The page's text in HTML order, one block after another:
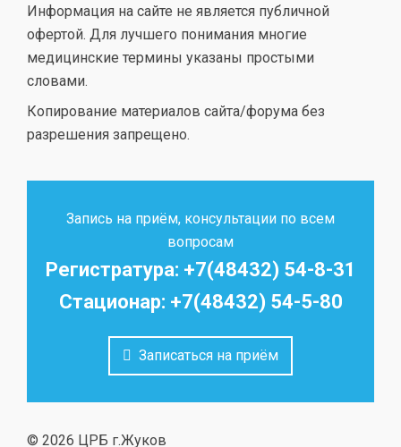
Информация на сайте не является публичной
офертой. Для лучшего понимания многие
медицинские термины указаны простыми
словами.
Копирование материалов сайта/форума без
разрешения запрещено.
Запись на приём, консультации по всем
вопросам
Регистратура: +7(48432) 54-8-31
Стационар: +7(48432) 54-5-80
Записаться на приём
© 2026 ЦРБ г.Жуков